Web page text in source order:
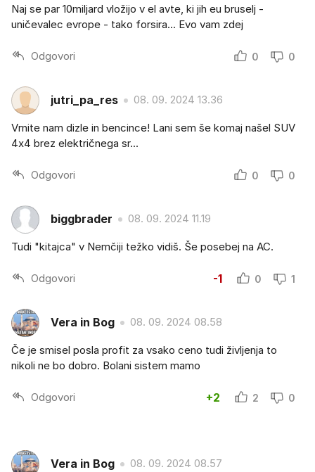
Naj se par 10miljard vložijo v el avte, ki jih eu bruselj -
uničevalec evrope - tako forsira... Evo vam zdej
Odgovori 0 0
jutri_pa_res 08. 09. 2024 13.36
Vrnite nam dizle in bencince! Lani sem še komaj našel SUV
4x4 brez električnega sr...
Odgovori 0 0
biggbrader 08. 09. 2024 11.19
Tudi "kitajca" v Nemčiji težko vidiš. Še posebej na AC.
Odgovori -1 0 1
Vera in Bog 08. 09. 2024 08.58
Če je smisel posla profit za vsako ceno tudi življenja to
nikoli ne bo dobro. Bolani sistem mamo
Odgovori +2 2 0
Vera in Bog 08. 09. 2024 08.57